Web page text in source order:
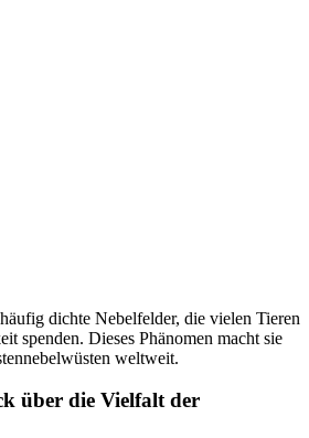
dichte Nebelfelder, die vielen Tieren
spenden. Dieses Phänomen macht sie
weltweit.
über die Vielfalt der